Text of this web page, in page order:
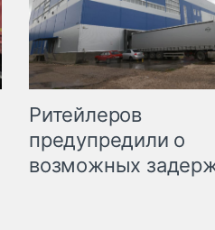
Ритейлеров
предупредили о
возможных